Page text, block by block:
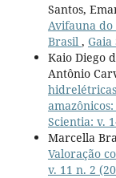
Santos,
Avifauna
Brasil , Gaia
Kaio Diego
Antônio
Scientia: v.
Marcella
Valoração
v. 11 n. 2